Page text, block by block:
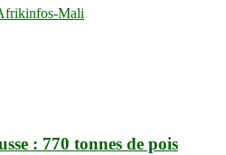
Mali
: 770 tonnes de pois